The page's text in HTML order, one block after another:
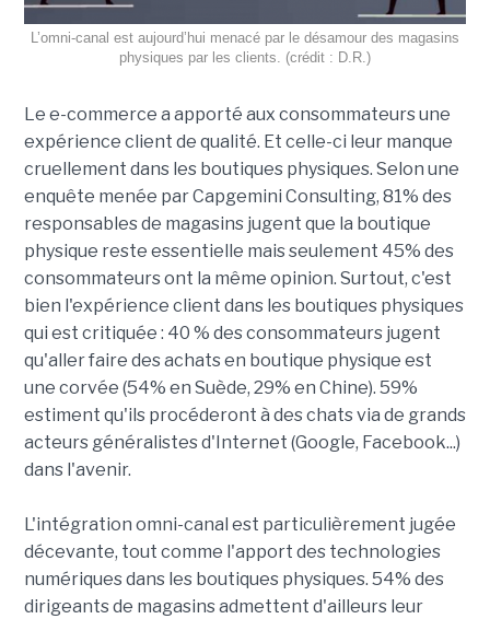
L’omni-canal est aujourd’hui menacé par le désamour des magasins
physiques par les clients. (crédit : D.R.)
Le e-commerce a apporté aux consommateurs une
expérience client de qualité. Et celle-ci leur manque
cruellement dans les boutiques physiques. Selon une
enquête menée par Capgemini Consulting, 81% des
responsables de magasins jugent que la boutique
physique reste essentielle mais seulement 45% des
consommateurs ont la même opinion. Surtout, c'est
bien l'expérience client dans les boutiques physiques
qui est critiquée : 40 % des consommateurs jugent
qu'aller faire des achats en boutique physique est
une corvée (54% en Suède, 29% en Chine). 59%
estiment qu'ils procéderont à des chats via de grands
acteurs généralistes d'Internet (Google, Facebook...)
dans l'avenir.
L'intégration omni-canal est particulièrement jugée
décevante, tout comme l'apport des technologies
numériques dans les boutiques physiques. 54% des
dirigeants de magasins admettent d'ailleurs leur